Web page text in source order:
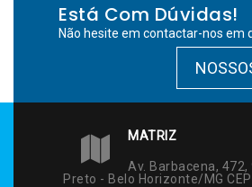
Está Com Dúvidas!
Não hesite em contactar-nos em
MATRIZ
Av. Barbacena,
Preto - Belo Horizonte/MG